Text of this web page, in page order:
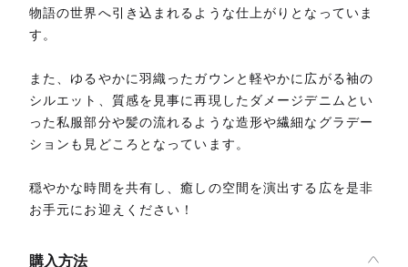
物語の世界へ引き込まれるような仕上がりとなっていま
す。
また、ゆるやかに羽織ったガウンと軽やかに広がる袖の
シルエット、質感を見事に再現したダメージデニムとい
った私服部分や髪の流れるような造形や繊細なグラデー
ションも見どころとなっています。
穏やかな時間を共有し、癒しの空間を演出する広を是非
お手元にお迎えください！
購入方法